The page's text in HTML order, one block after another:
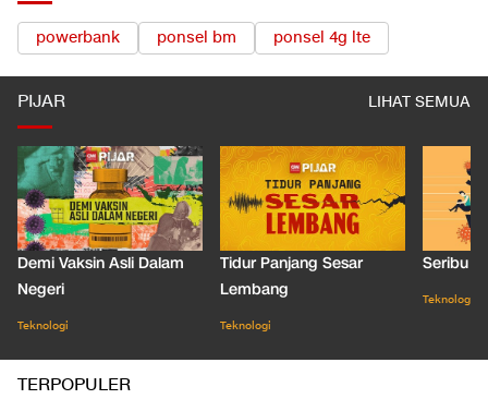
powerbank ponsel bm ponsel 4g lte
PIJAR LIHAT SEMUA
Demi Vaksin Asli Dalam
Negeri
Teknologi
Tidur Panjang Sesar
Lembang
Teknologi
Seribu
Teknologi
TERPOPULER